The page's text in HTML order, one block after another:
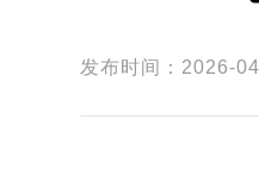
发布时间：2026-